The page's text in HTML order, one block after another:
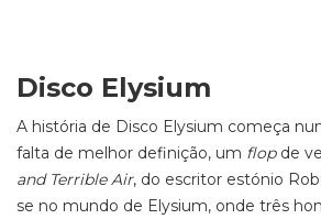
Disco Elysium
A história de Disco Elysium começa
falta de melhor definição, um flopde
and Terrible Air, do escritor estónio
se no mundo de Elysium, onde três